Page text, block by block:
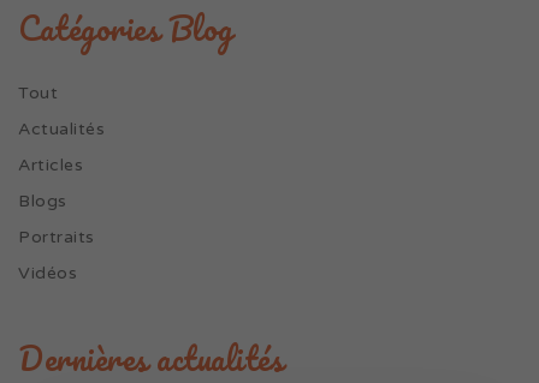
Catégories Blog
Tout
Actualités
Articles
Blogs
Portraits
Vidéos
Dernières actualités